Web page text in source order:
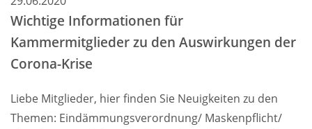
Wichtige Informationen für
Kammermitglieder zu den Auswirkungen der
Corona-Krise
Liebe Mitglieder, hier finden Sie Neuigkeiten zu den
Themen: Eindämmungsverordnung/ Maskenpflicht/